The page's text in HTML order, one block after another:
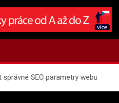
Zprávy
správné SEO parametry webu